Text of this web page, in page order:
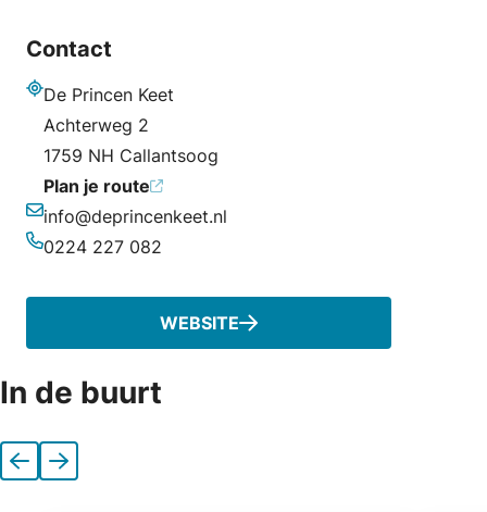
Contact
De Princen Keet
Achterweg 2
1759 NH Callantsoog
Plan je route
E-mailadres
info@deprincenkeet.nl
0224 227 082
WEBSITE
In de buurt
VorigeVolgende